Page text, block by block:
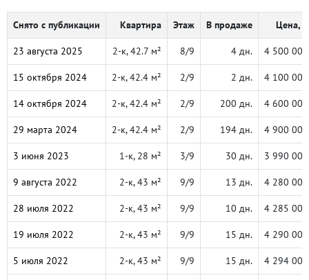
Снято с публикации Квартира Этаж В продаже Цена, ₽
23 августа 2025 2-к, 42.7 м² 8/9 4 дн. 4 500 000
15 октября 2024 2-к, 42.4 м² 2/9 2 дн. 4 100 000
14 октября 2024 2-к, 42.4 м² 2/9 200 дн. 4 600 000
29 марта 2024 2-к, 42.4 м² 2/9 194 дн. 4 900 000
3 июня 2023 1-к, 28 м² 3/9 30 дн. 3 990 000
9 августа 2022 2-к, 43 м² 9/9 13 дн. 4 280 000
28 июля 2022 2-к, 43 м² 9/9 10 дн. 4 285 000
19 июля 2022 2-к, 43 м² 9/9 15 дн. 4 290 000
5 июля 2022 2-к, 43 м² 9/9 15 дн. 4 294 000